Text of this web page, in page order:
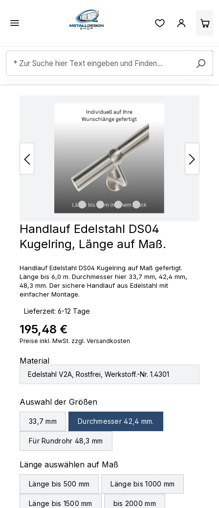
Zum Hauptinhalt springen
Bildergalerie überspringen
Handlauf Edelstahl DS04
Kugelring, Länge auf Maß.
Handlauf Edelstahl DS04 Kugelring auf Maß gefertigt.
Länge bis 6,0 m. Durchmesser hier 33,7 mm, 42,4 mm,
48,3 mm. Der sichere Handlauf aus Edelstahl mit
einfacher Montage.
Lieferzeit: 6-12 Tage
Regulärer Preis:
195,48 €
Preise inkl. MwSt. zzgl. Versandkosten
Material
Edelstahl V2A, Rostfrei, Werkstoff.-Nr. 1.4301
Auswahl der Größenauswählen
33,7 mm Durchmesser 42,4 mm.
Für Rundrohr 48,3 mm
Länge auswählen auf Maß
Länge bis 500 mm Länge bis 1000 mm
Länge bis 1500 mm bis 2000 mm